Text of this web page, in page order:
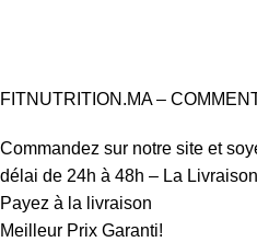
FITNUTRITION.MA –
Commandez sur notre site et
délai de 24h à 48h – La
Payez à la livraison
Meilleur Prix Garanti!